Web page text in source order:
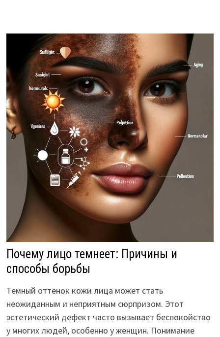
Почему лицо темнеет: Причины и
способы борьбы
Темный оттенок кожи лица может стать
неожиданным и неприятным сюрпризом. Этот
эстетический дефект часто вызывает беспокойство
у многих людей, особенно у женщин. Понимание